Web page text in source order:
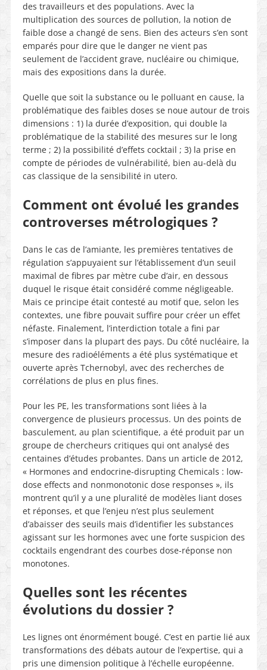
des travailleurs et des populations. Avec la
multiplication des sources de pollution, la notion de
faible dose a changé de sens. Bien des acteurs s’en sont
emparés pour dire que le danger ne vient pas
seulement de l’accident grave, nucléaire ou chimique,
mais des expositions dans la durée.
Quelle que soit la substance ou le polluant en cause, la
problématique des faibles doses se noue autour de trois
dimensions : 1) la durée d’exposition, qui double la
problématique de la stabilité des mesures sur le long
terme ; 2) la possibilité d’effets cocktail ; 3) la prise en
compte de périodes de vulnérabilité, bien au-delà du
cas classique de la sensibilité in utero.
Comment ont évolué les grandes
controverses métrologiques ?
Dans le cas de l’amiante, les premières tentatives de
régulation s’appuyaient sur l’établissement d’un seuil
maximal de fibres par mètre cube d’air, en dessous
duquel le risque était considéré comme négligeable.
Mais ce principe était contesté au motif que, selon les
contextes, une fibre pouvait suffire pour créer un effet
néfaste. Finalement, l’interdiction totale a fini par
s’imposer dans la plupart des pays. Du côté nucléaire, la
mesure des radioéléments a été plus systématique et
ouverte après Tchernobyl, avec des recherches de
corrélations de plus en plus fines.
Pour les PE, les transformations sont liées à la
convergence de plusieurs processus. Un des points de
basculement, au plan scientifique, a été produit par un
groupe de chercheurs critiques qui ont analysé des
centaines d’études probantes. Dans un article de 2012,
« Hormones and endocrine-disrupting Chemicals : low-
dose effects and nonmonotonic dose responses », ils
montrent qu’il y a une pluralité de modèles liant doses
et réponses, et que l’enjeu n’est plus seulement
d’abaisser des seuils mais d’identifier les substances
agissant sur les hormones avec une forte suspicion des
cocktails engendrant des courbes dose-réponse non
monotones.
Quelles sont les récentes
évolutions du dossier ?
Les lignes ont énormément bougé. C’est en partie lié aux
transformations des débats autour de l’expertise, qui a
pris une dimension politique à l’échelle européenne.